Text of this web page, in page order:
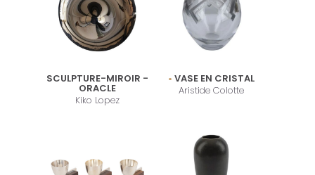
SCULPTURE-MIROIR -
ORACLE
Kiko Lopez
VASE EN CRISTAL
Aristide Colotte